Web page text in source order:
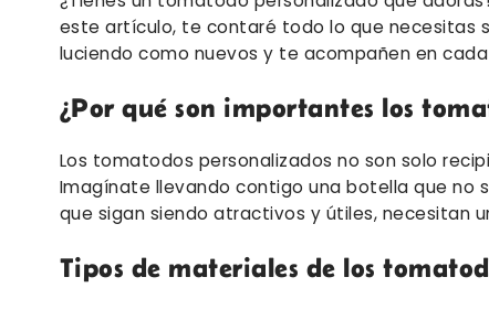
este artículo, te contaré todo lo que necesitas
luciendo como nuevos y te acompañen en
¿Por qué son importantes los
Los tomatodos personalizados no son solo
Imagínate llevando contigo una botella que no
que sigan siendo atractivos y útiles, necesitan
Tipos de materiales de los